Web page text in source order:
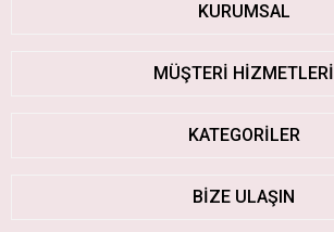
KURUMSAL
MÜŞTERİ HİZMETLERİ
KATEGORİLER
BİZE ULAŞIN